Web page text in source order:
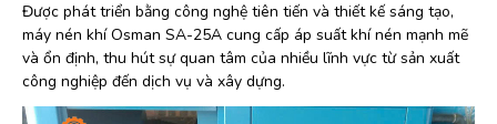
Được phát triển bằng công nghệ tiên tiến và thiết kế sáng tạo,
máy nén khí Osman SA-25A cung cấp áp suất khí nén mạnh mẽ
và ổn định, thu hút sự quan tâm của nhiều lĩnh vực từ sản xuất
công nghiệp đến dịch vụ và xây dựng.